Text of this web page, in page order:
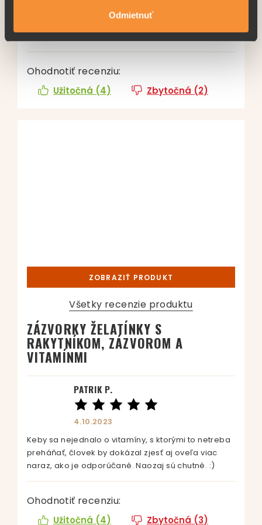
Odmietnuť
Produkt určite odporúčam. Popri používaní
do čaju, alebo aj mnohými inými spôsobmi.
Ohodnotiť recenziu:
Užitočná (4) Zbytočná (2)
ZOBRAZIŤ PRODUKT
Všetky recenzie produktu
ZÁZVORKY ŽELATÍNKY S
RAKYTNÍKOM, ZÁZVOROM A
VITAMÍNMI
PATRIK P.
4.10.2023
Keby sa nejednalo o vitamíny, s ktorými to netreba
preháňať, človek by dokázal zjesť aj oveľa viac
naraz, ako je odporúčané. Naozaj sú chutné. :)
Ohodnotiť recenziu:
Užitočná (4) Zbytočná (3)